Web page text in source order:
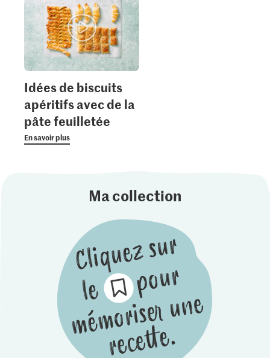
Idées de biscuits
apéritifs avec de la
pâte feuilletée
En savoir plus
Ma collection